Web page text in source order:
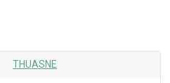
THUASNE